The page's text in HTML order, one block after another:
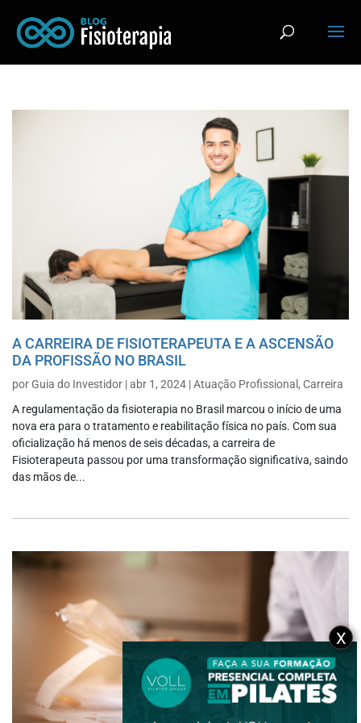
A CARREIRA DE FISIOTERAPEUTA E A ASCENSÃO
DA PROFISSÃO NO BRASIL
porGuia do Investidor |abr 1, 2024 |Atuação Profissional , Carreira
A regulamentação da fisioterapia no Brasil marcou o início de uma
nova era para o tratamento e reabilitação física no país. Com sua
oficialização há menos de seis décadas, a carreira de
Fisioterapeuta passou por uma transformação significativa, saindo
das mãos de...
X